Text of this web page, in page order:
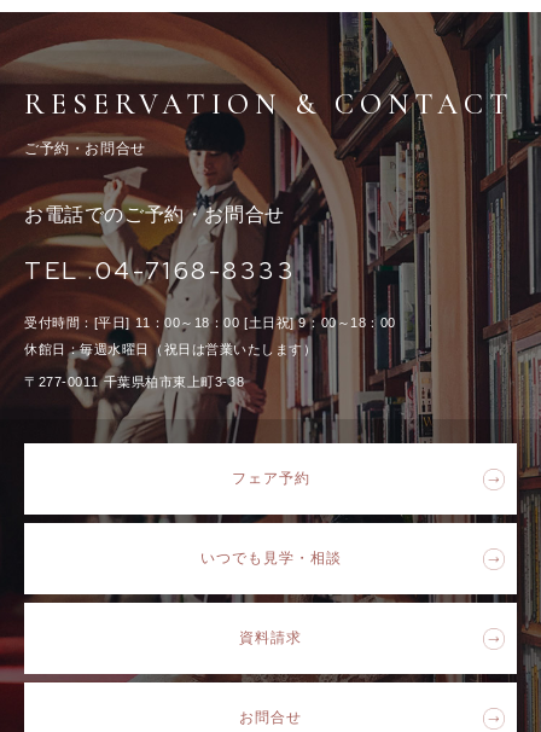
RESERVATION & CONTACT
ご予約・お問合せ
フェア予約
いつでも見学・相談
資料請求
お問合せ
お電話でのご予約・お問合せ
TEL .04-7168-8333
受付時間：[平日] 11：00～18：00 [土日祝] 9：00～18：00
休館日：毎週水曜日（祝日は営業いたします）
〒277-0011 千葉県柏市東上町3-38